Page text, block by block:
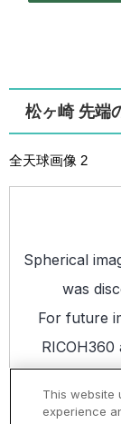
松ヶ崎 先端
全天球画像 2